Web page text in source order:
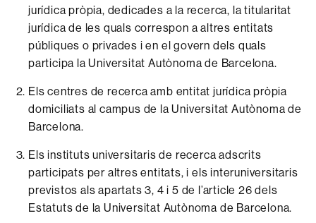
jurídica pròpia, dedicades a la recerca, la titularitat
jurídica de les quals correspon a altres entitats
públiques o privades i en el govern dels quals
participa la Universitat Autònoma de Barcelona.
Els centres de recerca amb entitat jurídica pròpia
domiciliats al campus de la Universitat Autònoma de
Barcelona.
Els instituts universitaris de recerca adscrits
participats per altres entitats, i els interuniversitaris
previstos als apartats 3, 4 i 5 de l’article 26 dels
Estatuts de la Universitat Autònoma de Barcelona.